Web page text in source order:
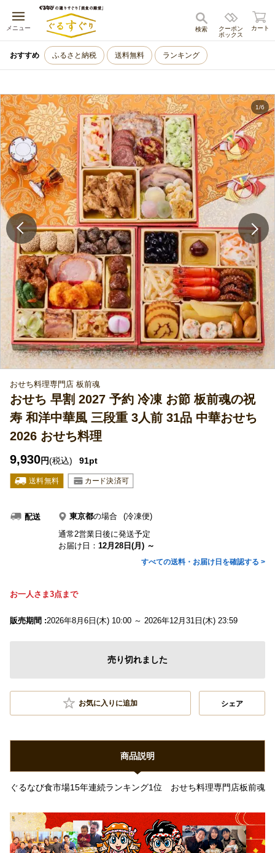
メニュー
キャンセル
クーポン
ボックス
検索 カート
おすすめ ふるさと納税 送料無料 ランキング
1/6
おせち料理専門店 板前魂
おせち 早割 2027 予約 冷凍 お節 板前魂の祝
寿 和洋中華風 三段重 3人前 31品 中華おせち
2026 おせち料理
9,930円(税込) 91pt
配送 東京都の場合
(冷凍便)
通常2営業日後に発送予定
お届け日： 12月28日(月) ～
すべての送料・お届け日を確認する >
お一人さま3点まで
販売期間 :2026年8月6日(木) 10:00 ～ 2026年12月31日(木) 23:59
売り切れました
お気に入りに追加 シェア
商品説明
ぐるなび食市場15年連続ランキング1位 おせち料理専門店板前魂